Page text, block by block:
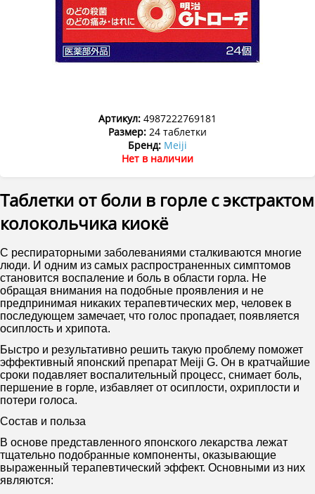
Артикул:4987222769181
Размер:24 таблетки
Бренд: Meiji
Нет в наличии
Таблетки от боли в горле с экстрактом
колокольчика киокё
С респираторными заболеваниями сталкиваются многие
люди. И одним из самых распространенных симптомов
становится воспаление и боль в области горла. Не
обращая внимания на подобные проявления и не
предпринимая никаких терапевтических мер, человек в
последующем замечает, что голос пропадает, появляется
осиплость и хрипота.
Быстро и результативно решить такую проблему поможет
эффективный японский препарат Meiji G. Он в кратчайшие
сроки подавляет воспалительный процесс, снимает боль,
першение в горле, избавляет от осиплости, охриплости и
потери голоса.
Состав и польза
В основе представленного японского лекарства лежат
тщательно подобранные компоненты, оказывающие
выраженный терапевтический эффект. Основными из них
являются: